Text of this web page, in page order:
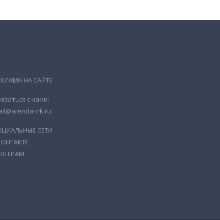
НА САЙТЕ
с нами:
trk.ru
СЕТИ